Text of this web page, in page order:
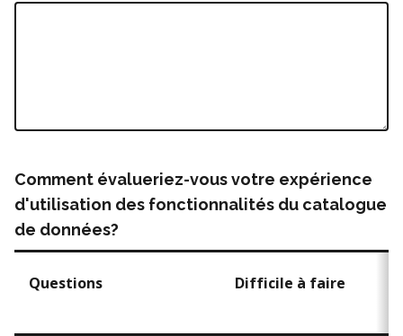
Comment évalueriez-vous votre expérience
d'utilisation des fonctionnalités du catalogue
de données?
Questions Difficile à faire